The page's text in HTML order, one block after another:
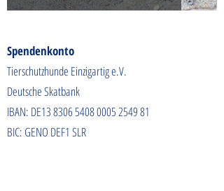
Spendenkonto
Tierschutzhunde Einzigartig e.V.
Deutsche Skatbank
IBAN: DE138306 5408 0005 254981
BIC: GENO DEF1 SLR